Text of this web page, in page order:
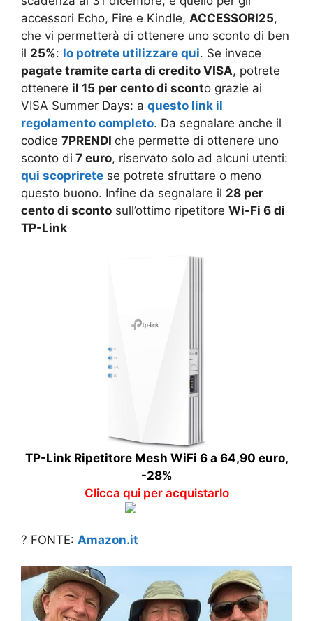
accessori Echo, Fire e Kindle, ACCESSORI25,
che vi permetterà di ottenere uno sconto di ben
il 25%: lo potrete utilizzare qui. Se invece
pagate tramite carta di credito VISA, potrete
ottenere il 15 per cento di sconto grazie ai
VISA Summer Days: a questo link il
regolamento completo. Da segnalare anche il
codice 7PRENDI che permette di ottenere uno
sconto di 7 euro, riservato solo ad alcuni utenti:
qui scoprirete se potrete sfruttare o meno
questo buono. Infine da segnalare il 28 per
cento di sconto sull’ottimo ripetitore Wi-Fi 6 di
TP-Link
TP-Link Ripetitore Mesh WiFi 6 a 64,90 euro,
-28%
Clicca qui per acquistarlo
? FONTE: Amazon.it